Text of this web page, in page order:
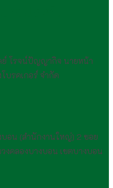
ย์ โรจน์ปัญญากิจ นายหน้า
บรคเกอร์ จำกัด
บอน (สำนักงานใหญ่) 2 ซอย
งคลองบางบอน เขตบางบอน